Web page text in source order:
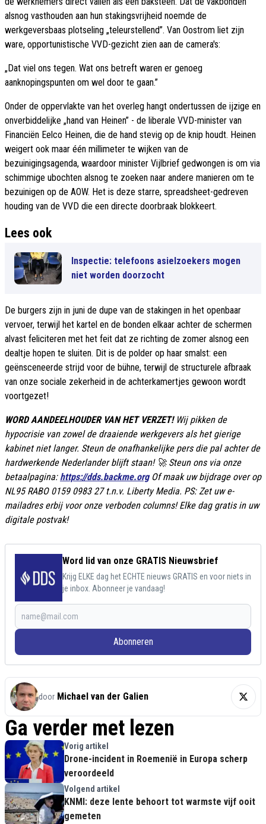
alsnog vasthouden aan hun stakingsvrijheid noemde de
werkgeversbaas plotseling „teleurstellend”. Van Oostrom liet zijn
ware, opportunistische VVD-gezicht zien aan de camera's:
„Dat viel ons tegen. Wat ons betreft waren er genoeg
aanknopingspunten om wel door te gaan.”
Onder de oppervlakte van het overleg hangt ondertussen de ijzige en
onverbiddelijke „hand van Heinen” - de liberale VVD-minister van
Financiën Eelco Heinen, die de hand stevig op de knip houdt. Heinen
weigert ook maar één millimeter te wijken van de
bezuinigingsagenda, waardoor minister Vijlbrief gedwongen is om via
schimmige ubochten alsnog te zoeken naar andere manieren om te
bezuinigen op de AOW. Het is deze starre, spreadsheet-gedreven
houding van de VVD die een directe doorbraak blokkeert.
Lees ook
Inspectie: telefoons asielzoekers mogen
niet worden doorzocht
De burgers zijn in juni de dupe van de stakingen in het openbaar
vervoer, terwijl het kartel en de bonden elkaar achter de schermen
alvast feliciteren met het feit dat ze richting de zomer alsnog een
dealtje hopen te sluiten. Dit is de polder op haar smalst: een
geënsceneerde strijd voor de bühne, terwijl de structurele afbraak
van onze sociale zekerheid in de achterkamertjes gewoon wordt
voortgezet!
WORD AANDEELHOUDER VAN HET VERZET! Wij pikken de
hypocrisie van zowel de draaiende werkgevers als het gierige
kabinet niet langer. Steun de onafhankelijke pers die pal achter de
hardwerkende Nederlander blĳft staan! 🚀 Steun ons via onze
betaalpagina: https://dds.backme.orgOf maak uw bijdrage over op
NL95 RABO 0159 0983 27 t.n.v. Liberty Media. PS: Zet uw e-
mailadres erbij voor onze verboden columns! Elke dag gratis in uw
digitale postvak!
Word lid van onze GRATIS Nieuwsbrief
Krijg ELKE dag het ECHTE nieuws GRATIS en voor niets in
je inbox. Abonneer je vandaag!
Abonneren
door Michael van der Galien
Ga verder met lezen
Vorig artikel
Drone-incident in Roemenië in Europa scherp
veroordeeld
Volgend artikel
KNMI: deze lente behoort tot warmste vijf ooit
gemeten